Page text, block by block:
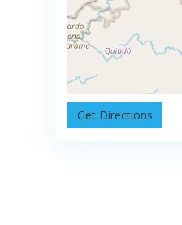
Get Directions